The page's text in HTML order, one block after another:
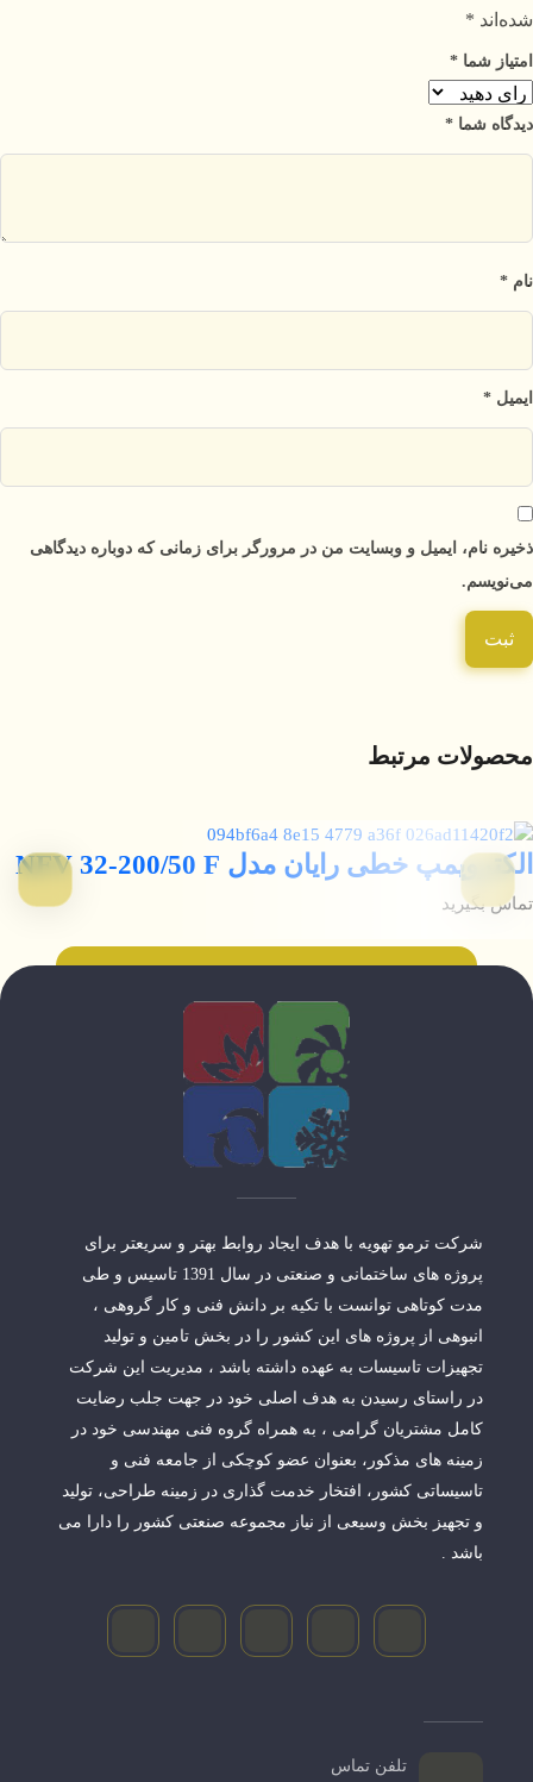
شده‌اند *
امتیاز شما *
دیدگاه شما *
نام *
ایمیل *
ذخیره نام، ایمیل و وبسایت من در مرورگر برای زمانی که دوباره دیدگاهی
می‌نویسم.
محصولات مرتبط
الکتروپمپ خطی رایان مدل NFV 32-200/50 F
تماس بگیرید
شرکت ترمو تهویه با هدف ایجاد روابط بهتر و سریعتر برای
پروژه های ساختمانی و صنعتی در سال 1391 تاسیس و طی
مدت کوتاهی توانست با تکیه بر دانش فنی و کار گروهی ،
انبوهی از پروژه های این کشور را در بخش تامین و تولید
تجهیزات تاسیسات به عهده داشته باشد ، مدیریت این شرکت
در راستای رسیدن به هدف اصلی خود در جهت جلب رضایت
کامل مشتریان گرامی ، به همراه گروه فنی مهندسی خود در
زمینه های مذکور، بعنوان عضو کوچکی از جامعه فنی و
تاسیساتی کشور، افتخار خدمت گذاری در زمینه طراحی، تولید
و تجهیز بخش وسیعی از نیاز مجموعه صنعتی کشور را دارا می
باشد .
تلفن تماس